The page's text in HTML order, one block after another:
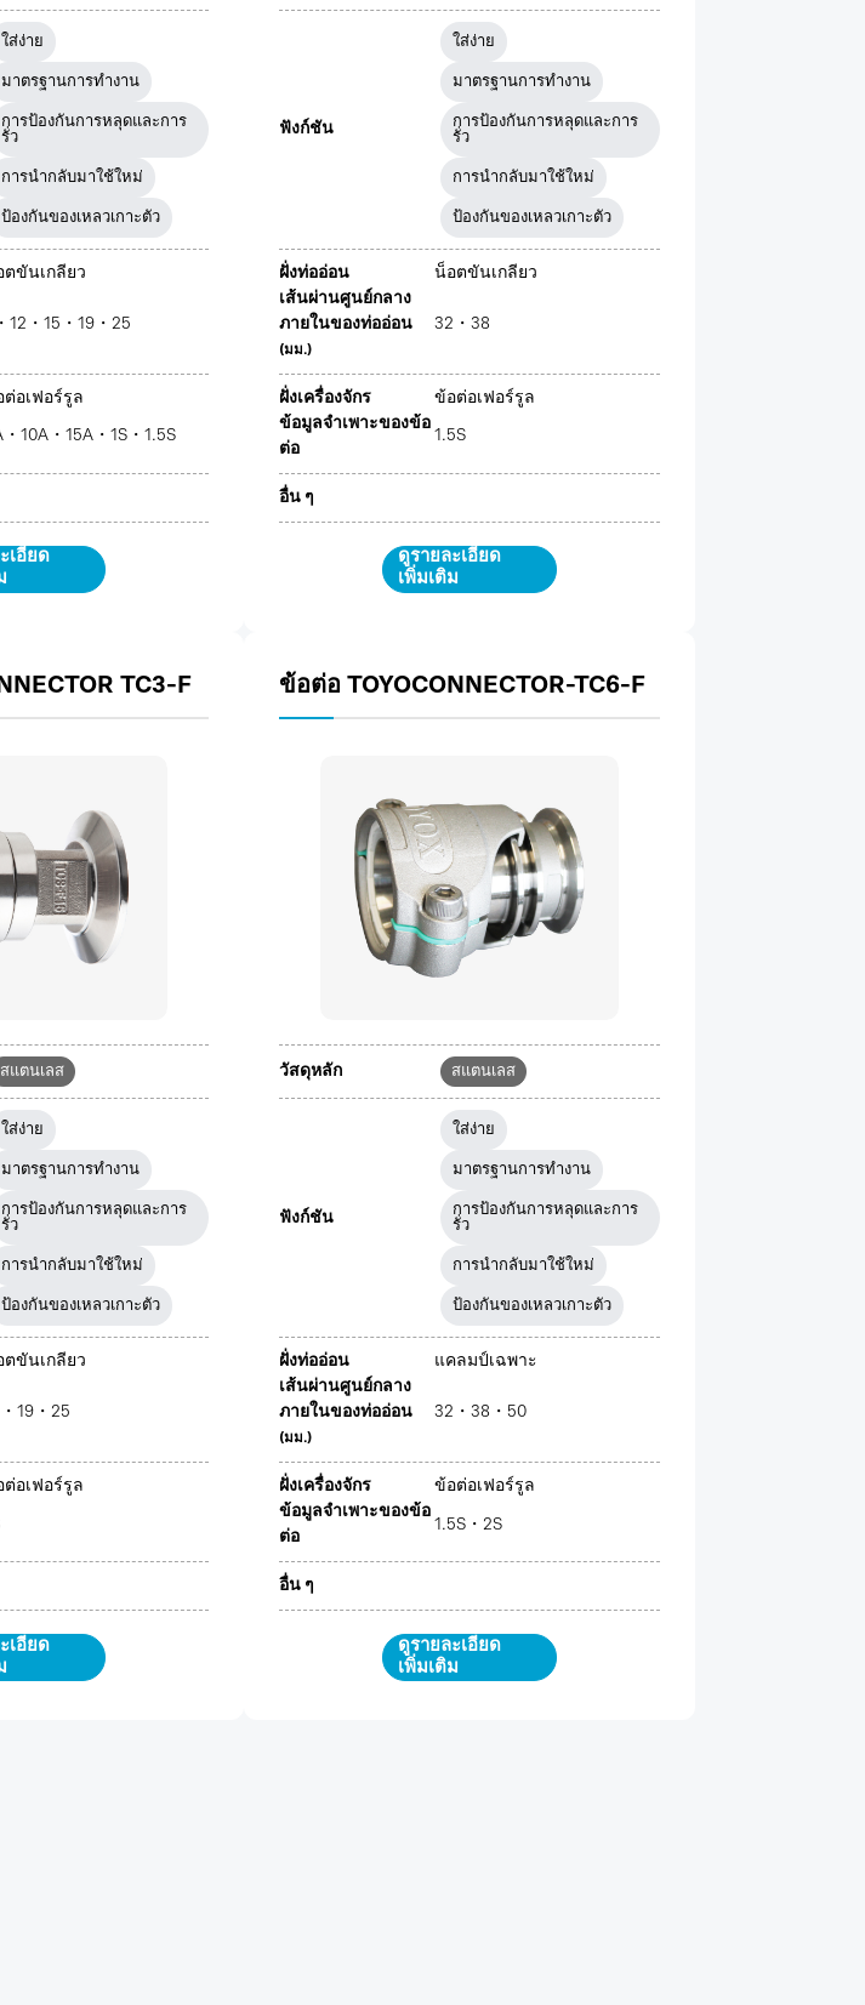
ใส่ง่าย
มาตรฐานการทำงาน
การป้องกันการหลุดและการ
รั่ว
การนำกลับมาใช้ใหม่
ป้องกันของเหลวเกาะตัว
ตขันเกลียว
12・15・19・25
อเฟอร์รูล
10A・15A・1S・1.5S
เอียด
ฟังก์ชัน
ใส่ง่าย
มาตรฐานการทำงาน
การป้องกันการหลุดและการ
รั่ว
การนำกลับมาใช้ใหม่
ป้องกันของเหลวเกาะตัว
ฝั่งท่ออ่อน
น็อตขันเกลียว
เส้นผ่านศูนย์กลาง
ภายในของท่ออ่อน
(มม.)
32・38
ฝั่งเครื่องจักร
ข้อต่อเฟอร์รูล
ข้อมูลจำเพาะของข้อ
ต่อ
1.5S
อื่น ๆ
ดูรายละเอียด
เพิ่มเติม
TC3-F
สแตนเลส
ใส่ง่าย
มาตรฐานการทำงาน
การป้องกันการหลุดและการ
รั่ว
การนำกลับมาใช้ใหม่
ป้องกันของเหลวเกาะตัว
ตขันเกลียว
19・25
อเฟอร์รูล
เอียด
ข้อต่อ TOYOCONNECTOR-TC6-F
วัสดุหลัก สแตนเลส
ฟังก์ชัน
ใส่ง่าย
มาตรฐานการทำงาน
การป้องกันการหลุดและการ
รั่ว
การนำกลับมาใช้ใหม่
ป้องกันของเหลวเกาะตัว
ฝั่งท่ออ่อน
แคลมป์เฉพาะ
เส้นผ่านศูนย์กลาง
ภายในของท่ออ่อน
(มม.)
32・38・50
ฝั่งเครื่องจักร
ข้อต่อเฟอร์รูล
ข้อมูลจำเพาะของข้อ
ต่อ
1.5S・2S
อื่น ๆ
ดูรายละเอียด
เพิ่มเติม